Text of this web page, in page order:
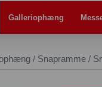
Galleriophæng
/ Snapramme /